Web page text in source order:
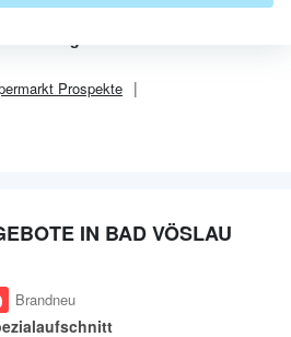
Prospekte
IN BAD VÖSLAU
Brandneu